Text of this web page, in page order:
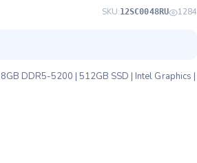
SKU:12SC0048RU 1284
DDR5-5200 | 512GB SSD | Intel Graphics |